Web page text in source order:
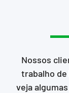
Nossos
trabalho de
veja